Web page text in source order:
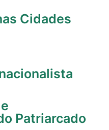
Cidades
Patriarcado